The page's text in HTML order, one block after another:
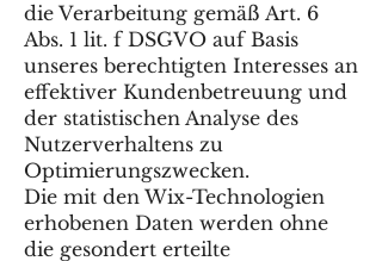
die Verarbeitung gemäß Art. 6
Abs. 1 lit. f DSGVO auf Basis
unseres berechtigten Interesses an
effektiver Kundenbetreuung und
der statistischen Analyse des
Nutzerverhaltens zu
Optimierungszwecken.
Die mit den Wix-Technologien
erhobenen Daten werden ohne
die gesondert erteilte